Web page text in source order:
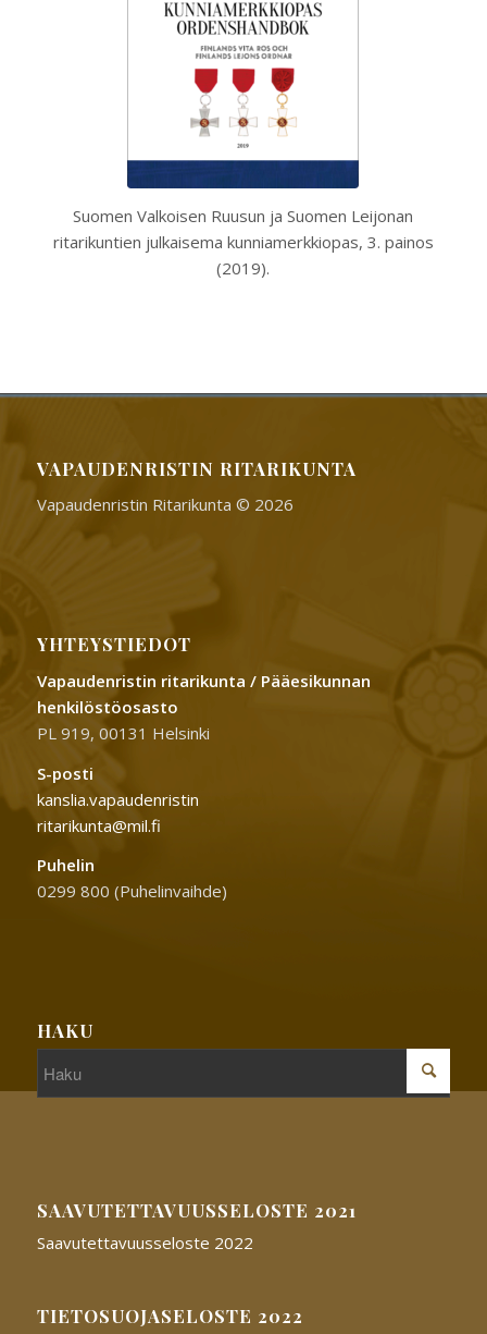
Suomen Valkoisen Ruusun ja Suomen Leijonan
ritarikuntien julkaisema kunniamerkkiopas, 3. painos
(2019).
VAPAUDENRISTIN RITARIKUNTA
Vapaudenristin Ritarikunta © 2026
YHTEYSTIEDOT
Vapaudenristin ritarikunta / Pääesikunnan
henkilöstöosasto
PL 919, 00131 Helsinki
S-posti
kanslia.vapaudenristin
ritarikunta@mil.fi
Puhelin
0299 800 (Puhelinvaihde)
HAKU
SAAVUTETTAVUUSSELOSTE 2021
Saavutettavuusseloste 2022
TIETOSUOJASELOSTE 2022